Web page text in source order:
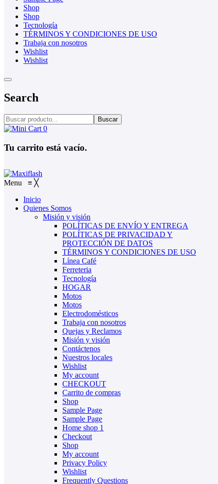
Shop
Shop
Tecnología
TÉRMINOS Y CONDICIONES DE USO
Trabaja con nosotros
Wishlist
Wishlist
Search
Buscar
0
Tu carrito está vacío.
Menu ≡ ╳
Inicio
Quienes Somos
Misión y visión
POLÍTICAS DE ENVÍO Y ENTREGA
POLÍTICAS DE PRIVACIDAD Y
PROTECCIÓN DE DATOS
TÉRMINOS Y CONDICIONES DE USO
Línea Café
Ferreteria
Tecnología
HOGAR
Motos
Motos
Electrodomésticos
Trabaja con nosotros
Quejas y Reclamos
Misión y visión
Contáctenos
Nuestros locales
Wishlist
My account
CHECKOUT
Carrito de compras
Shop
Sample Page
Sample Page
Home shop 1
Checkout
Shop
My account
Privacy Policy
Wishlist
Frequently Questions